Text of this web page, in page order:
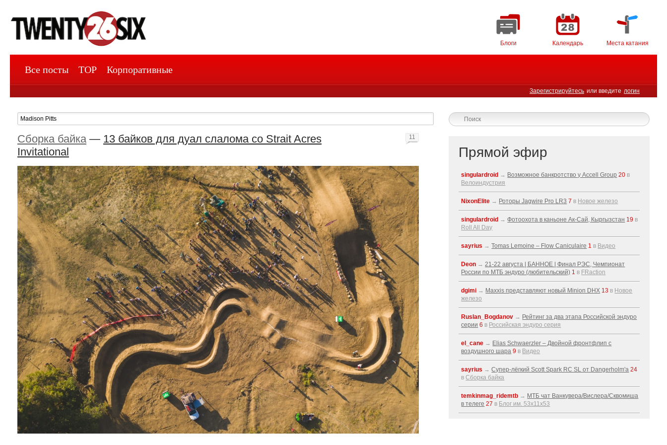
Блоги Календарь Места катания
Зарегистрируйтесь или введите логин
Все посты TOP Корпоративные
Сборка байка— 13 байков для дуал слалома со Strait Acres
Invitational
11
Прямой эфир
singulardroid → Возможное банкротство у Accell Group 20 в
Велоиндустрия
NixonElite → Роторы Jagwire Pro LR3 7 в Новое железо
singulardroid →Фотоохота в каньоне Ак-Cай, Кыргызстан 19 в
Roll All Day
sayrius →Tomas Lemoine – Flow Caniculaire 1 в Видео
Deon →21-22 августа | БАННОЕ | Финал РЭС, Чемпионат
России по МТБ эндуро (любительский) 1 в FRaction
dgimi → Maxxis представляют новый Minion DHX 13 в Новое
железо
Ruslan_Bogdanov → Рейтинг за два этапа Российской эндуро
серии 6 в Российская эндуро серия
el_cane → Elias Schwaerzler – Двойной фронтфлип с
воздушного шара 9 в Видео
sayrius →Супер-лёгкий Scott Spark RC SL от Dangerholm'a 24
вСборка байка
temkinmag_ridemtb → МТБ чат Ванкувера/Вислера/Сквомиша
в телеге 27 в Блог им. 53x11x53